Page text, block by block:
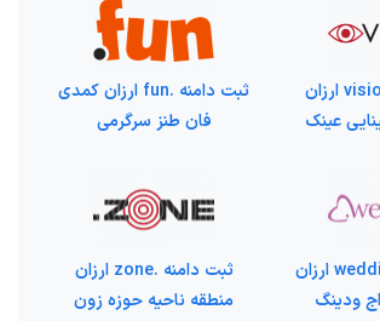
ثبت دامنه .vision ارزان
عینک
ثبت دامنه .fun ارزان کمدی
فان طنز سرگرمی
ثبت دامنه .wedding ارزان
ودینگ
ثبت دامنه .zone ارزان
منطقه ناحیه حوزه زون